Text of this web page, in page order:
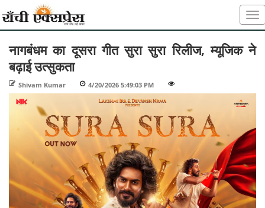
नागबंधम का दूसरा गीत सुरा सुरा रिलीज, म्यूजिक ने
बढ़ाई उत्सुकता
Shivam Kumar 4/20/2026 5:49:03 PM